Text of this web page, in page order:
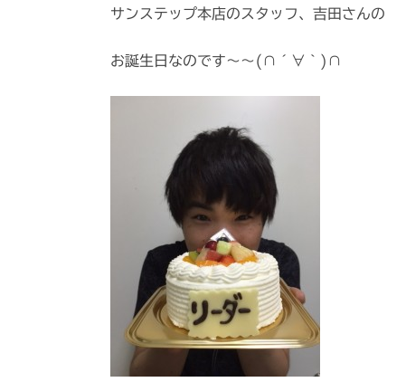
サンステップ本店のスタッフ、吉田さんの
お誕生日なのです～～(∩´∀｀)∩